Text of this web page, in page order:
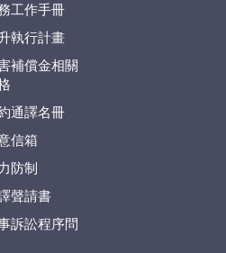
工作手冊
執行計畫
補償金相關
通譯名冊
信箱
防制
聲請書
訴訟程序問